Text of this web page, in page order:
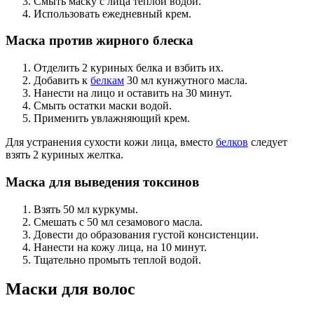
Использовать ежедневный крем.
Маска против жирного блеска
Отделить 2 куриных белка и взбить их.
Добавить к белкам 30 мл кунжутного масла.
Нанести на лицо и оставить на 30 минут.
Смыть остатки маски водой.
Применить увлажняющий крем.
Для устранения сухости кожи лица, вместо белков следует
взять 2 куриных желтка.
Маска для выведения токсинов
Взять 50 мл куркумы.
Смешать с 50 мл сезамового масла.
Довести до образования густой консистенции.
Нанести на кожу лица, на 10 минут.
Тщательно промыть теплой водой.
Маски для волос